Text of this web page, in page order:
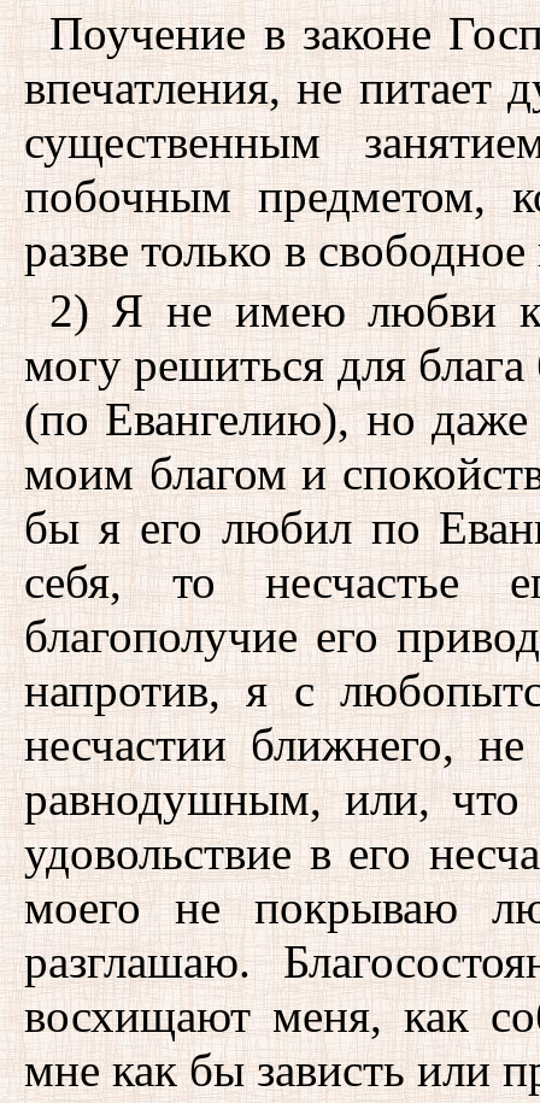
Поучение в законе
впечатления, не
существенным
побочным предметом,
разве только в
2) Я не имею любви
могу решиться для
(по Евангелию), но
моим благом и
бы я его любил по
себя, то
благополучие его
напротив, я с
несчастии ближнего,
равнодушным, или,
удовольствие в его
моего не покрываю
разглашаю.
восхищают меня, как
мне как бы зависть или